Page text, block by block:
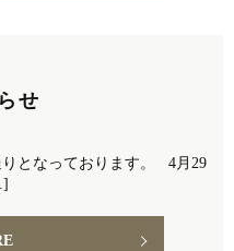
せ
となっております。 4月29